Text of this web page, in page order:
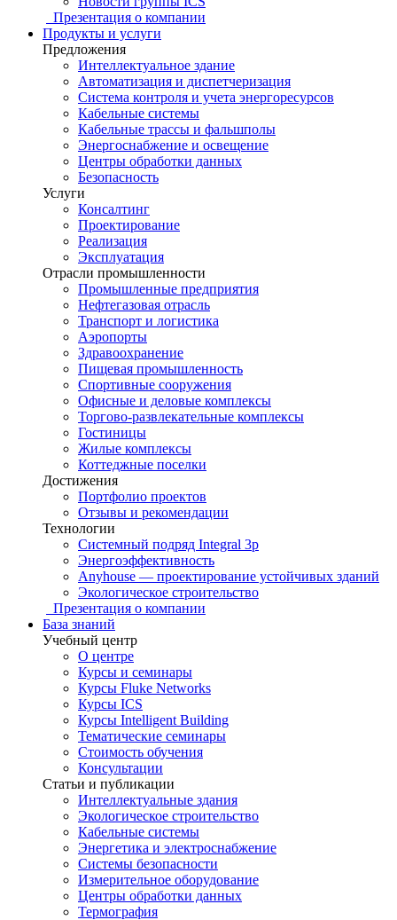
Презентация о компании
Продукты и услуги
Предложения
Интеллектуальное здание
Автоматизация и диспетчеризация
Система контроля и учета энергоресурсов
Кабельные системы
Кабельные трассы и фальшполы
Энергоснабжение и освещение
Центры обработки данных
Безопасность
Услуги
Консалтинг
Проектирование
Реализация
Эксплуатация
Отрасли промышленности
Промышленные предприятия
Нефтегазовая отрасль
Транспорт и логистика
Аэропорты
Здравоохранение
Пищевая промышленность
Спортивные сооружения
Офисные и деловые комплексы
Торгово-развлекательные комплексы
Гостиницы
Жилые комплексы
Коттеджные поселки
Достижения
Портфолио проектов
Отзывы и рекомендации
Технологии
Системный подряд Integral 3p
Энергоэффективность
Anyhouse — проектирование устойчивых зданий
Экологическое строительство
Презентация о компании
База знаний
Учебный центр
О центре
Курсы и семинары
Курсы Fluke Networks
Курсы ICS
Курсы Intelligent Building
Тематические семинары
Стоимость обучения
Консультации
Статьи и публикации
Интеллектуальные здания
Экологическое строительство
Кабельные системы
Энергетика и электроснабжение
Системы безопасности
Измерительное оборудование
Центры обработки данных
Термография